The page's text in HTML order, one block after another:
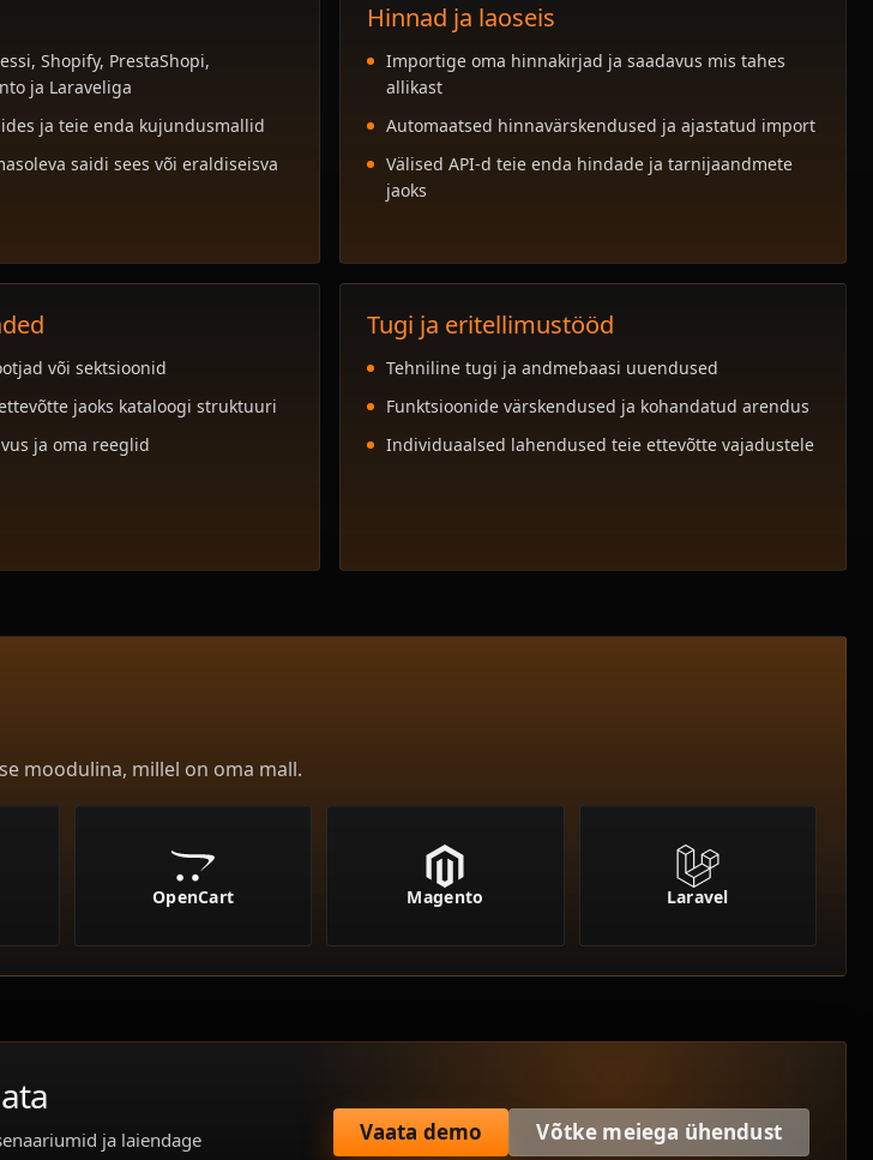
Shopify, PrestaShopi,
ja Laraveliga
ja teie enda kujundusmallid
saidi sees või eraldiseisva
Hinnad ja laoseis
Importige oma hinnakirjad ja saadavus mis tahes
allikast
Automaatsed hinnavärskendused ja ajastatud import
Välised API-d teie enda hindade ja tarnijaandmete
jaoks
või sektsioonid
jaoks kataloogi struktuuri
ja oma reeglid
Tugi ja eritellimustööd
Tehniline tugi ja andmebaasi uuendused
Funktsioonide värskendused ja kohandatud arendus
Individuaalsed lahendused teie ettevõtte vajadustele
moodulina, millel on oma mall.
OpenCart Magento Laravel
ja laiendage
Vaata demo Võtke meiega ühendust